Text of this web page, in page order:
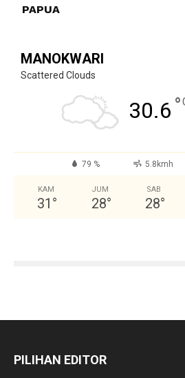
PAPUA
MANOKWARI
Scattered Clouds
30.6 °
79 % 5.8kmh
KAM
31 °
JUM
28°
SAB
28°
PILIHAN EDITOR